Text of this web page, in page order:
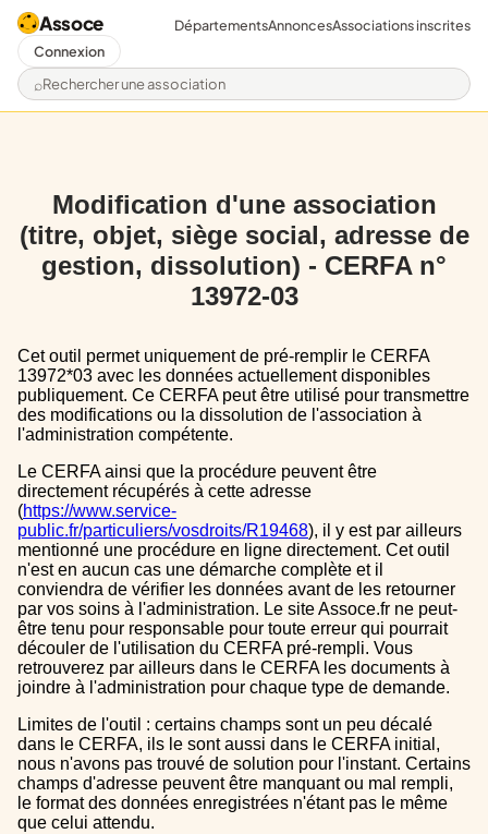
Assoce
Rechercher une association
DépartementsAnnoncesAssociations inscrites
Connexion
Modification d'une association
(titre, objet, siège social, adresse de
gestion, dissolution) - CERFA n°
13972-03
Cet outil permet uniquement de pré-remplir le CERFA
13972*03 avec les données actuellement disponibles
publiquement. Ce CERFA peut être utilisé pour transmettre
des modifications ou la dissolution de l'association à
l'administration compétente.
Le CERFA ainsi que la procédure peuvent être
directement récupérés à cette adresse
(https://www.service-
public.fr/particuliers/vosdroits/R19468), il y est par ailleurs
mentionné une procédure en ligne directement. Cet outil
n'est en aucun cas une démarche complète et il
conviendra de vérifier les données avant de les retourner
par vos soins à l'administration. Le site Assoce.fr ne peut-
être tenu pour responsable pour toute erreur qui pourrait
découler de l'utilisation du CERFA pré-rempli. Vous
retrouverez par ailleurs dans le CERFA les documents à
joindre à l'administration pour chaque type de demande.
Limites de l'outil : certains champs sont un peu décalé
dans le CERFA, ils le sont aussi dans le CERFA initial,
nous n'avons pas trouvé de solution pour l'instant. Certains
champs d'adresse peuvent être manquant ou mal rempli,
le format des données enregistrées n'étant pas le même
que celui attendu.